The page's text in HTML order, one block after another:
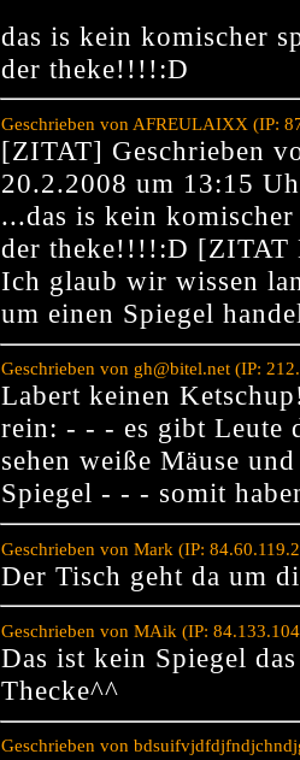
das is kein komischer
der theke!!!!:D
Geschrieben von AFREULAIXX (IP:
[ZITAT] Geschrieben
20.2.2008 um 13:15
...das is kein
der theke!!!!:D [ZITAT
Ich glaub wir wissen
um einen Spiegel
Geschrieben von gh@bitel.net (IP:
Labert keinen
rein: - - - es gibt Leute
sehen weiße Mäuse
Spiegel - - - somit
Geschrieben von Mark (IP:
Der Tisch geht da um
Geschrieben von MAik (IP:
Das ist kein Spiegel
Thecke^^
Geschrieben von